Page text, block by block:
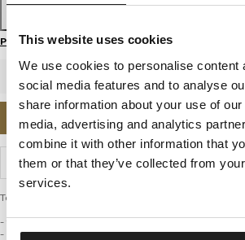
This website uses cookies
We use cookies to personalise content
social media features and to analyse
share information about your use of
media, advertising and analytics
combine it with other information that
them or that they’ve collected from
services.
S M L XL XXL
Przewodnik po rozmiarach
POWIADOM MNIE O
WYSYŁKA I ZWROTY
Techniczna męska koszulka sportowa AJP Jiu Jitsu
- fason dopasowany do sylwetki
- raglanowe rękawy